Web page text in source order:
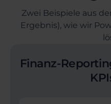
Zwei Beispiele aus
Ergebnis), wie wir
Finanz-